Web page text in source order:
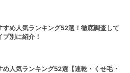
すめ人気ランキング52選！徹底調査して
別に紹介！
め人気ランキング52選【速乾・くせ毛・